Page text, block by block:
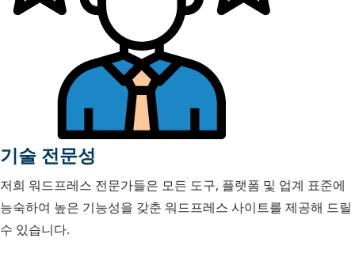
기술 전문성
저희 워드프레스 전문가들은 모든 도구, 플랫폼 및 업계 표준에
능숙하여 높은 기능성을 갖춘 워드프레스 사이트를 제공해 드릴
수 있습니다.